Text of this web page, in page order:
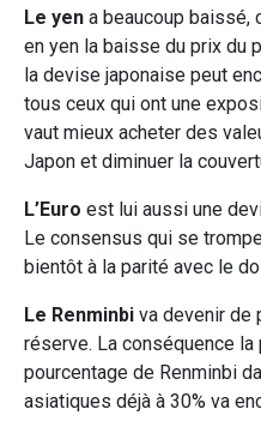
Le yen a beaucoup baissé,
en yen la baisse du prix du
la devise japonaise peut
tous ceux qui ont une
vaut mieux acheter des
Japon et diminuer la
L’Euro est lui aussi une
Le consensus qui se
bientôt à la parité avec le
Le Renminbi va devenir de
réserve. La conséquence
pourcentage de Renminbi
asiatiques déjà à 30% va